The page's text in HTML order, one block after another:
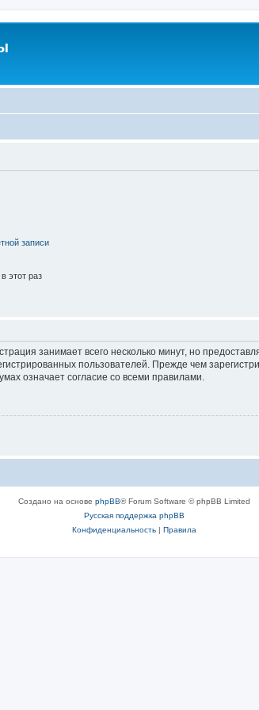
записи
этот раз
занимает всего несколько минут, но
пользователей. Прежде чем
означает согласие со всеми правилами.
Создано на основе phpBB® Forum Software © phpBB Limited
Русская поддержка phpBB
Конфиденциальность| Правила